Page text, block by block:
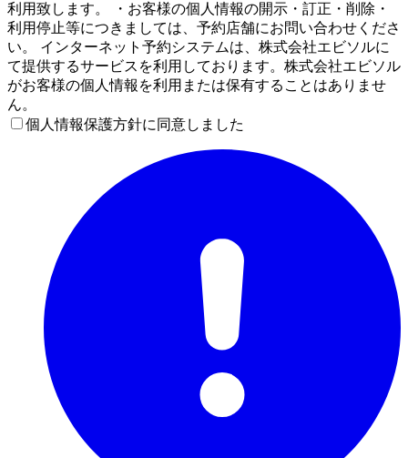
利用致します。 ・お客様の個人情報の開示・訂正・削除・
利用停止等につきましては、予約店舗にお問い合わせくださ
い。 インターネット予約システムは、株式会社エビソルに
て提供するサービスを利用しております。株式会社エビソル
がお客様の個人情報を利用または保有することはありませ
ん。
個人情報保護方針に同意しました